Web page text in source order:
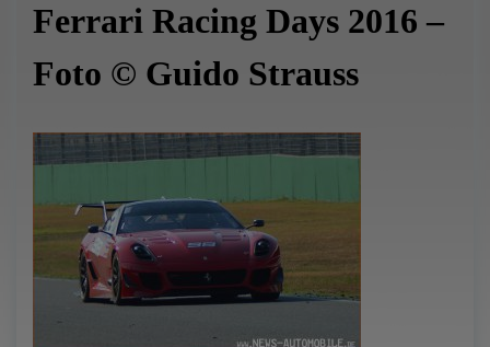
Ferrari Racing Days 2016 –
Foto © Guido Strauss